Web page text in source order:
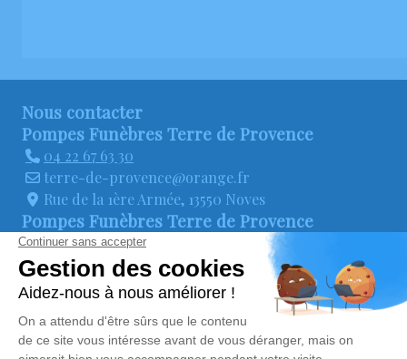
Nous contacter
Pompes Funèbres Terre de Provence
04 22 67 63 30
terre-de-provence@orange.fr
Rue de la 1ère Armée, 13550 Noves
Pompes Funèbres Terre de Provence
04 22 67 37 12
terre-de-provence@orange.fr
Route de Mollégès 13670 Saint-Andiol
04 65 66 70 48
terre-de-provence@orange.fr